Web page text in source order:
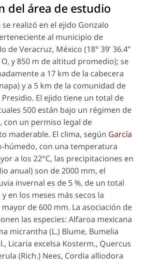
del área de estudio
realizó en el ejido Gonzalo
al municipio de
de Veracruz, México (18° 39’ 36.4”
O, y 850 m de altitud promedio); se
a 17 km de la cabecera
y a 5 km de la comunidad de
Presidio. El ejido tiene un total de
500 están bajo un régimen de
con un permiso legal de
maderable. El clima, según García
húmedo, con una temperatura
a los 22°C, las precipitaciones en
anual) son de 2000 mm, el
invernal es de 5 %, de un total
en los meses más secos la
de 600 mm. La asociación de
las especies: Alfaroa mexicana
micrantha (L.) Blume, Bumelia
Licaria excelsa Kosterm., Quercus
(Rich.) Nees, Cordia alliodora